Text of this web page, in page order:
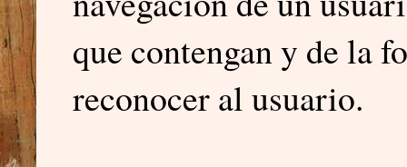
que contengan y de la
reconocer al usuario.